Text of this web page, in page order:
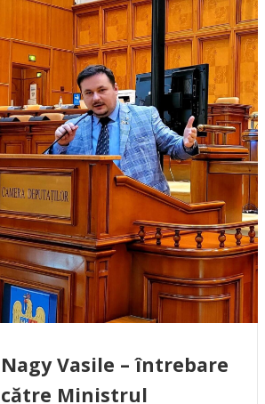
Nagy Vasile – întrebare
către Ministrul